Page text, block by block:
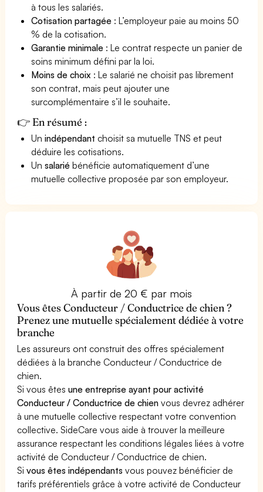
à tous les salariés.
Cotisation partagée : L’employeur paie au moins 50
% de la cotisation.
Garantie minimale : Le contrat respecte un panier de
soins minimum défini par la loi.
Moins de choix : Le salarié ne choisit pas librement
son contrat, mais peut ajouter une
surcomplémentaire s’il le souhaite.
👉 En résumé :
Unindépendant choisit sa mutuelle TNS et peut
déduire les cotisations.
Unsalarié bénéficie automatiquement d’une
mutuelle collective proposée par son employeur.
À partir de 20 € par mois
Vous êtes Conducteur / Conductrice de chien ?
Prenez une mutuelle spécialement dédiée à votre
branche
Les assureurs ont construit des offres spécialement
dédiées à la branche Conducteur / Conductrice de
chien.
Si vous êtesune entreprise ayant pour activité
Conducteur / Conductrice de chien vous devrez adhérer
à une mutuelle collective respectant votre convention
collective. SideCare vous aide à trouver la meilleure
assurance respectant les conditions légales liées à votre
activité de Conducteur / Conductrice de chien.
Sivous êtes indépendants vous pouvez bénéficier de
tarifs préférentiels grâce à votre activité de Conducteur